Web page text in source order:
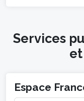
Services
Espace